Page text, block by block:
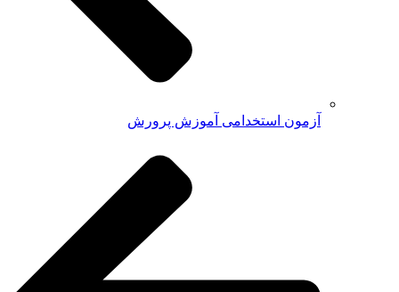
آزمون استخدامی آموزش پرورش